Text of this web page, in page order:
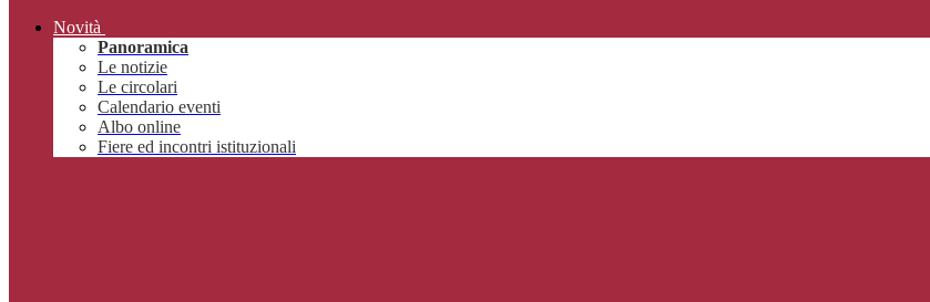
Novità
Panoramica
Le notizie
Le circolari
Calendario eventi
Albo online
Fiere ed incontri istituzionali